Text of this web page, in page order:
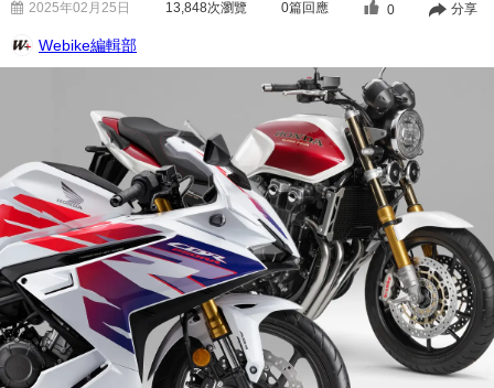
2025年02月25日 13,848次瀏覽 0篇回應 0 分享
Webike編輯部